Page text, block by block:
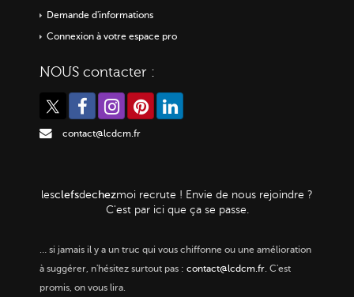
Demande d'informations
Connexion à votre espace pro
NOUS contacter :
contact@lcdcm.fr
lesclefsdechezmoi recrute ! Envie de nous rejoindre ?
C'est par ici que ça se passe.
… si jamais il y a un truc qui vous chiffonne ou une amélioration
à suggérer, n'hésitez surtout pas : contact@lcdcm.fr. C'est
promis, on vous lira.